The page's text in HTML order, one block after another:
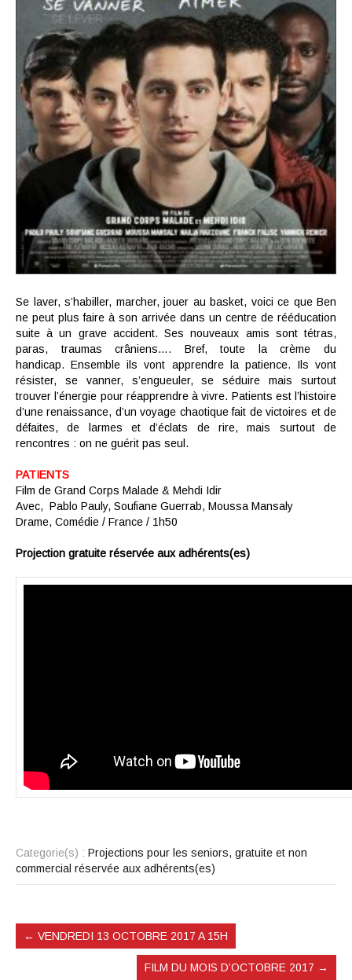
Se laver, s’habiller, marcher, jouer au basket, voici ce que Ben
ne peut plus faire à son arrivée dans un centre de rééducation
suite à un grave accident. Ses nouveaux amis sont tétras,
paras, traumas crâniens…. Bref, toute la crème du
handicap. Ensemble ils vont apprendre la patience. Ils vont
résister, se vanner, s’engueuler, se séduire mais surtout
trouver l’énergie pour réapprendre à vivre. Patients est l’histoire
d’une renaissance, d’un voyage chaotique fait de victoires et de
défaites, de larmes et d’éclats de rire, mais surtout de
rencontres : on ne guérit pas seul.
PATIENTS
Film de Grand Corps Malade & Mehdi Idir
Avec, Pablo Pauly, Soufiane Guerrab, Moussa Mansaly
Drame, Comédie / France / 1h50
Projection gratuite réservée aux adhérents(es)
Categorie(s) : Projections pour les seniors, gratuite et non
commercial réservée aux adhérents(es)
← VENDREDI 13 OCTOBRE 2017 A 15H
FILM DU MOIS D’OCTOBRE 2017 →